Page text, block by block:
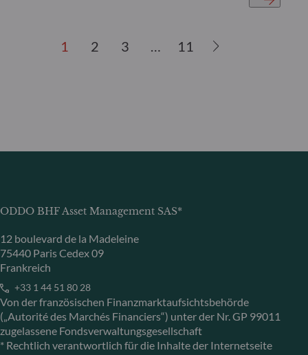
1 2 3 11
ODDO BHF Asset Management SAS*
12 boulevard de la Madeleine
75440 Paris Cedex 09
Frankreich
+33 1 44 51 80 28
Von der französischen Finanzmarktaufsichtsbehörde
(„Autorité des Marchés Financiers“) unter der Nr. GP 99011
zugelassene Fondsverwaltungsgesellschaft
* Rechtlich verantwortlich für die Inhalte der Internetseite